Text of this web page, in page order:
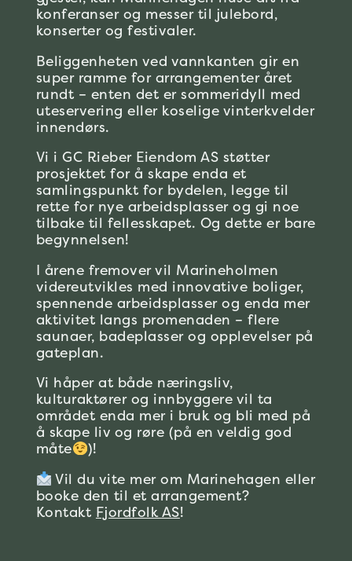
konferanser og messer til julebord,
konserter og festivaler.
Beliggenheten ved vannkanten gir en
super ramme for arrangementer året
rundt – enten det er sommeridyll med
uteservering eller koselige vinterkvelder
innendørs.
Vi i GC Rieber Eiendom AS støtter
prosjektet for å skape enda et
samlingspunkt for bydelen, legge til
rette for nye arbeidsplasser og gi noe
tilbake til fellesskapet. Og dette er bare
begynnelsen!
I årene fremover vil Marineholmen
videreutvikles med innovative boliger,
spennende arbeidsplasser og enda mer
aktivitet langs promenaden – flere
saunaer, badeplasser og opplevelser på
gateplan.
Vi håper at både næringsliv,
kulturaktører og innbyggere vil ta
området enda mer i bruk og bli med på
å skape liv og røre (på en veldig god
måte
)!
Vil du vite mer om Marinehagen eller
booke den til et arrangement?
Kontakt Fjordfolk AS!